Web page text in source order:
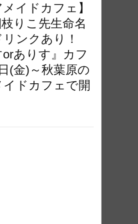
メイドカフェ】
りこ先生命名
ンクあり！
orありす』カフ
(金)～秋葉原の
イドカフ​ェで開